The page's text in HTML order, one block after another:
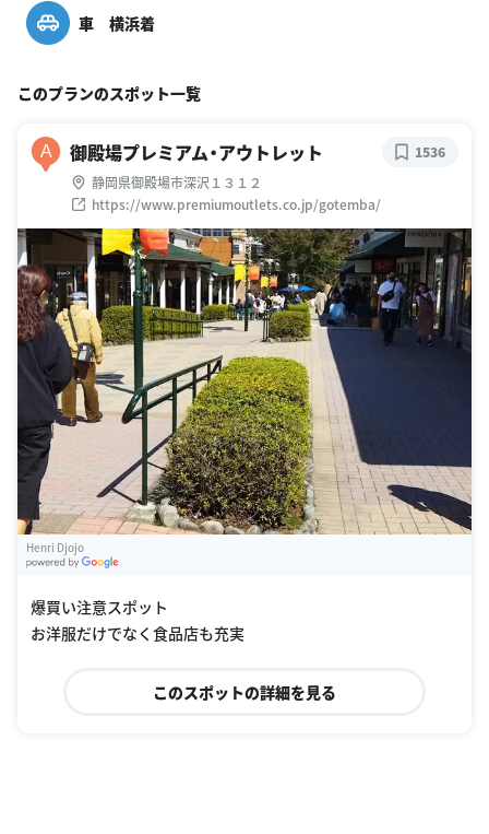
車 横浜着
このプランのスポット一覧
A 御殿場プレミアム・アウトレット
静岡県御殿場市深沢１３１２
https://www.premiumoutlets.co.jp/gotemba/
1536
Henri Djojo
爆買い注意スポット
お洋服だけでなく食品店も充実
このスポットの詳細を見る